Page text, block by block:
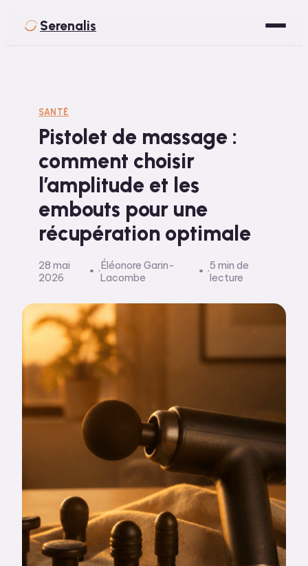
Serenalis
Bien-être
Développement Personnel
Spiritualité
Voyage
SANTÉ
Pistolet de massage :
comment choisir
l’amplitude et les
embouts pour une
récupération optimale
28 mai
2026
·Éléonore Garin-
Lacombe
·5 min de
lecture